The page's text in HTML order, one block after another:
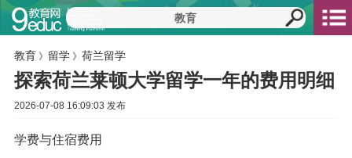
教育 》 留学》 荷兰留学
探索荷兰莱顿大学留学一年的费用明细
2026-07-08 16:09:03 发布
学费与住宿费用